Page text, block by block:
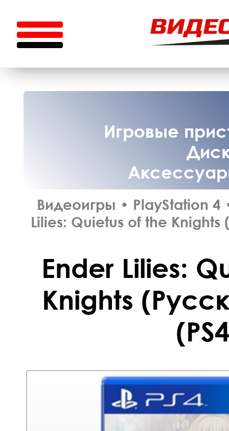
Игровые
Видеоигры • PlayStation 4
Lilies: Quietus of the Knights
Ender Lilies:
Knights